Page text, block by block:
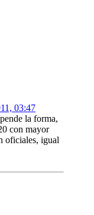
03:47
la forma,
con mayor
oficiales, igual